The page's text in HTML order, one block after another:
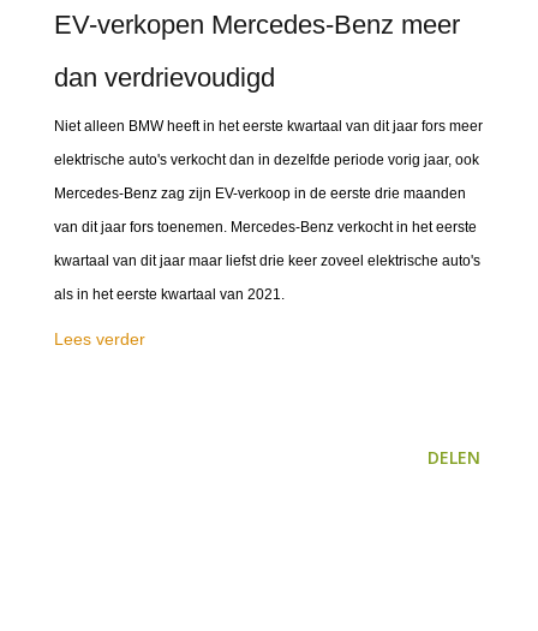
EV-verkopen Mercedes-Benz meer
dan verdrievoudigd
Niet alleen BMW heeft in het eerste kwartaal van dit jaar fors meer
elektrische auto's verkocht dan in dezelfde periode vorig jaar, ook
Mercedes-Benz zag zijn EV-verkoop in de eerste drie maanden
van dit jaar fors toenemen. Mercedes-Benz verkocht in het eerste
kwartaal van dit jaar maar liefst drie keer zoveel elektrische auto's
als in het eerste kwartaal van 2021.
Lees verder
DELEN